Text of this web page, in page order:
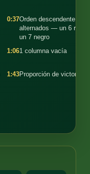
0:37Orden descendente,
alternados — un 6 rojo
un 7 negro
1:061 columna vacía
1:43Proporción de victorias